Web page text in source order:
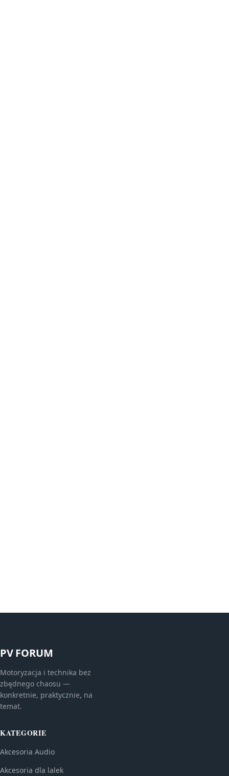
PV FORUM
Motoryzacja i technika bez
zbędnego chaosu —
konkretnie, praktycznie, na
temat.
KATEGORIE
Akcesoria Audio
Akcesoria dla lalek